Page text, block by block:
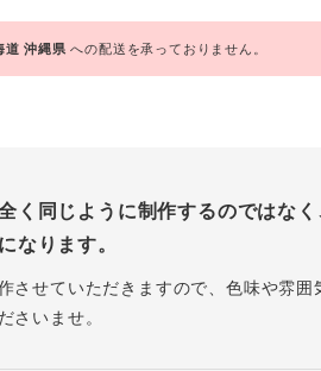
道沖縄県への配送を承っておりません。
く同じように制作するのではな
なります。
させていただきますので、色味や雰囲
さいませ。